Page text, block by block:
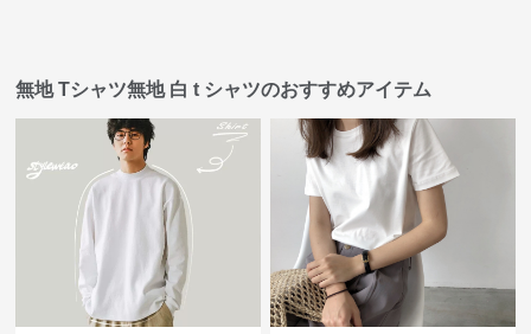
無地 Tシャツ無地 白 t シャツのおすすめアイテム